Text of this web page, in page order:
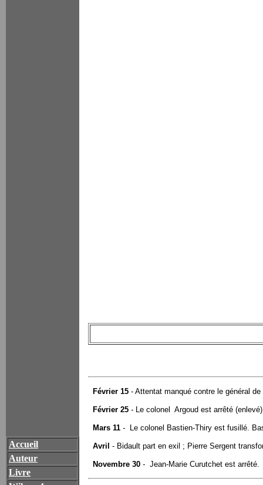
Accueil
Auteur
Livre
Février 15 - Attentat manqué contre le général de
Février 25 - Le colonel Argoud est arrêté
Mars 11 - Le colonel Bastien-Thiry est fusillé.
Avril - Bidault part en exil ; Pierre Sergent
Novembre 30 - Jean-Marie Curutchet est arrêté.